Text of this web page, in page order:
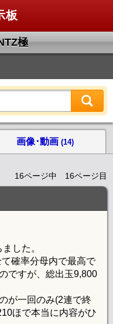
板
極
画像･動画 (14)
16ページ中 16ページ目
した。
確率分母内で最高で
ですが、総出玉9,800
が一回のみ(2連で終
ほで本当に内容がひ